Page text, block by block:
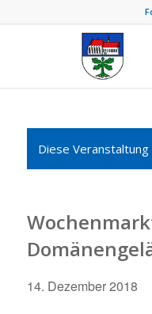
Diese
14. Dezember 2018